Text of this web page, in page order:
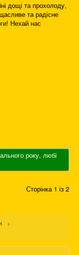
дощі та прохолоду,
та радісне
Нехай нас
року, любі
Сторінка 1 із 2